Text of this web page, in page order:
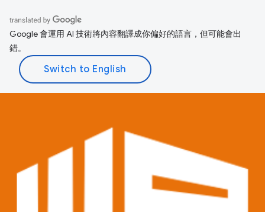
Google 會運用 AI 技術將內容翻譯成你偏好的語言，但可能會出
錯。